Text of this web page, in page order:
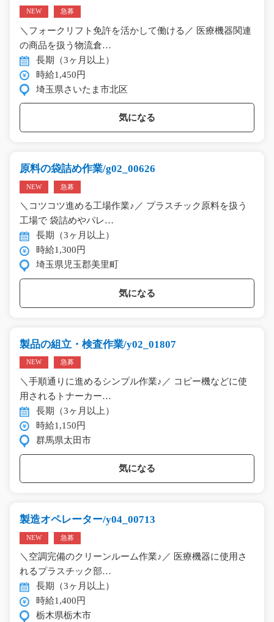
NEW 急募
＼フォークリフト免許を活かして働ける／ 医療機器関連
の商品を扱う物流倉…
長期（3ヶ月以上）
時給1,450円
埼玉県さいたま市北区
気になる
原料の袋詰め作業/g02_00626
NEW 急募
＼コツコツ進める工場作業♪／ プラスチック原料を扱う
工場で 袋詰めやパレ…
長期（3ヶ月以上）
時給1,300円
埼玉県児玉郡美里町
気になる
製品の組立・検査作業/y02_01807
NEW 急募
＼手順通りに進めるシンプル作業♪／ コピー機などに使
用されるトナーカー…
長期（3ヶ月以上）
時給1,150円
群馬県太田市
気になる
製造オペレーター/y04_00713
NEW 急募
＼空調完備のクリーンルーム作業♪／ 医療機器に使用さ
れるプラスチック部…
長期（3ヶ月以上）
時給1,400円
栃木県栃木市